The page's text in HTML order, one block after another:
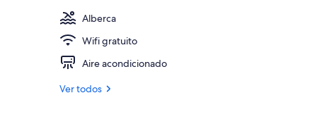
Alberca
Wifi gratuito
Aire acondicionado
Ver todos